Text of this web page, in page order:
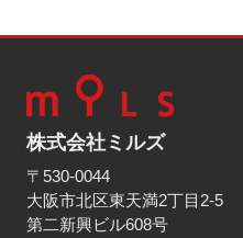
株式会社ミルズ
〒530-0044
大阪市北区東天満2丁目2-5
第二新興ビル608号